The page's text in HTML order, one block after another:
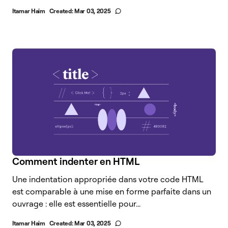
Itamar Haim Created:Mar 03, 2025
Comment indenter en HTML
Une indentation appropriée dans votre code HTML
est comparable à une mise en forme parfaite dans un
ouvrage : elle est essentielle pour...
Itamar Haim Created:Mar 03, 2025